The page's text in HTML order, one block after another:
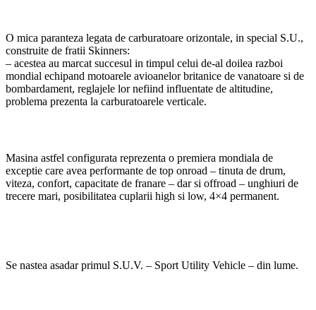
O mica paranteza legata de carburatoare orizontale, in special S.U.,
construite de fratii Skinners:
– acestea au marcat succesul in timpul celui de-al doilea razboi
mondial echipand motoarele avioanelor britanice de vanatoare si de
bombardament, reglajele lor nefiind influentate de altitudine,
problema prezenta la carburatoarele verticale.
Masina astfel configurata reprezenta o premiera mondiala de
exceptie care avea performante de top onroad – tinuta de drum,
viteza, confort, capacitate de franare – dar si offroad – unghiuri de
trecere mari, posibilitatea cuplarii high si low, 4×4 permanent.
Se nastea asadar primul S.U.V. – Sport Utility Vehicle – din lume.